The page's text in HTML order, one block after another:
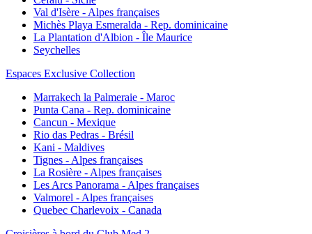
Val d'Isère - Alpes françaises
Michès Playa Esmeralda - Rep. dominicaine
La Plantation d'Albion - Île Maurice
Seychelles
Espaces Exclusive Collection
Marrakech la Palmeraie - Maroc
Punta Cana - Rep. dominicaine
Cancun - Mexique
Rio das Pedras - Brésil
Kani - Maldives
Tignes - Alpes françaises
La Rosière - Alpes françaises
Les Arcs Panorama - Alpes françaises
Valmorel - Alpes françaises
Quebec Charlevoix - Canada